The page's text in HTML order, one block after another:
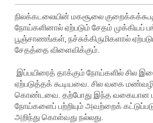
நிலக்கடலையின் மகசூலை
நோய்களினால் ஏற்படும் சேதம் முக்கியப்
பூஞ்சாணங்கள், நச்சுக்கிருமிகளால்
சேதத்தை விளைவிக்கும்.
இப்பயிரைத் தாக்கும் நோய்களில் சில
ஏற்படுத்தக் கூடியவை. சில வகை
கொண்டவை. தற்போது இந்த வகையான
நோய்களைப் பற்றியும் அவற்றைக்
அறிந்து கொள்வது நல்லது.